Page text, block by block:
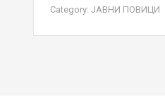
Category: ЈАВНИ ПОВИЦИ